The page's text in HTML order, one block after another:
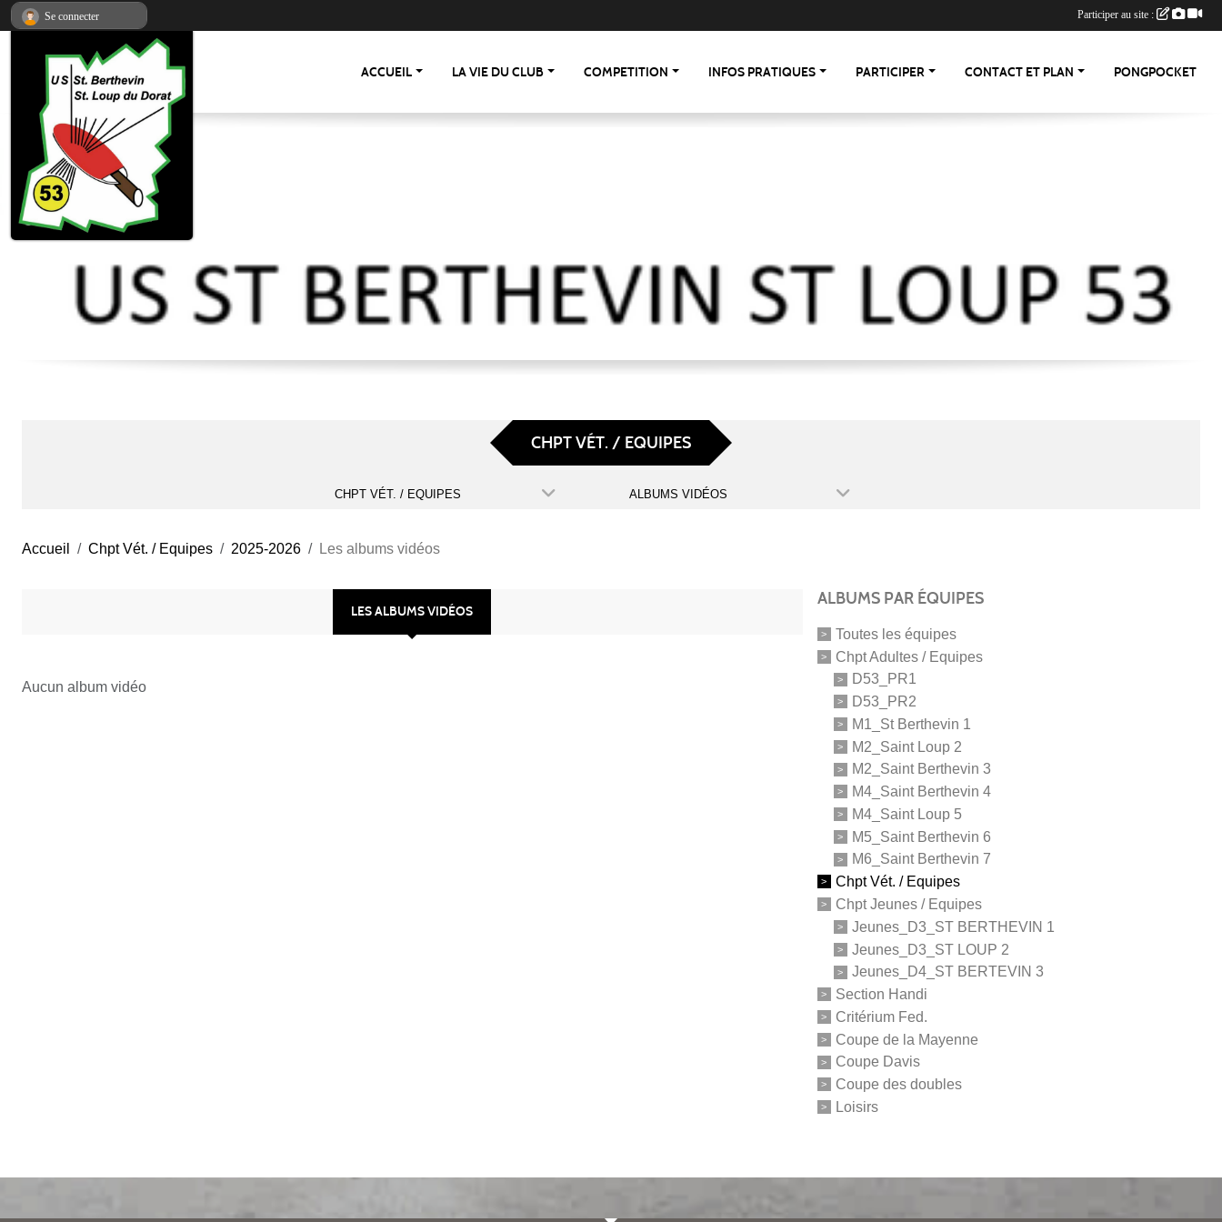
ACCUEIL LA VIE DU CLUB COMPETITION INFOS PRATIQUES PARTICIPER CONTACT ET PLAN PONGPOCKET
CHPT VÉT. / EQUIPES
CHPT VÉT. / EQUIPES ALBUMS VIDÉOS
Accueil Chpt Vét. / Equipes 2025-2026 Les albums vidéos
LES ALBUMS VIDÉOS
Aucun album vidéo
ALBUMS PAR ÉQUIPES
Toutes les équipes
Chpt Adultes / Equipes
D53_PR1
D53_PR2
M1_St Berthevin 1
M2_Saint Loup 2
M2_Saint Berthevin 3
M4_Saint Berthevin 4
M4_Saint Loup 5
M5_Saint Berthevin 6
M6_Saint Berthevin 7
Chpt Vét. / Equipes
Chpt Jeunes / Equipes
Jeunes_D3_ST BERTHEVIN 1
Jeunes_D3_ST LOUP 2
Jeunes_D4_ST BERTEVIN 3
Section Handi
Critérium Fed.
Coupe de la Mayenne
Coupe Davis
Coupe des doubles
Loisirs
Se connecter Participer au site :
Panneau de gestion des cookies